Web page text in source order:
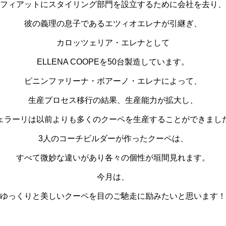
フィアットにスタイリング部門を設立するために会社を去り、
彼の義理の息子であるエツィオエレナが引継ぎ、
カロッツェリア・エレナとして
ELLENA COOPEを50台製造しています。
ピニンファリーナ・ ボアーノ・エレナによって、
生産プロセス移行の結果、 生産能力が拡大し、
ラーリは以前よりも多くのクーペを生産することができまし
3人のコーチビルダーが作ったクーペは、
すべて微妙な違いがあり各々の個性が垣間見れます。
今月は、
ゆっくりと美しいクーペを目のご馳走に励みたいと思います！